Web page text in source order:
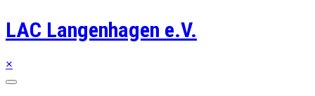
LAC Langenhagen e.V.
×